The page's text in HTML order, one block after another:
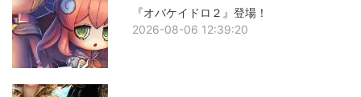
『オバケイドロ２』登場！
2026-08-06 12:39:20